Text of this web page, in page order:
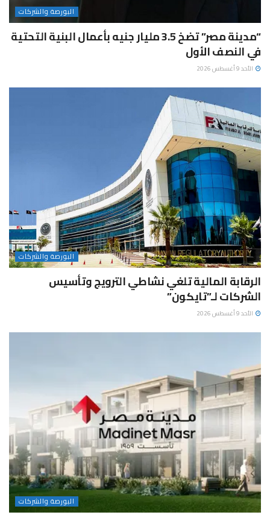
البورصة والشركات
“مدينة مصر” تضخ 3.5 مليار جنيه بأعمال البنية التحتية
في النصف الأول
الأحد 9 أغسطس 2026
البورصة والشركات
الرقابة المالية تلغي نشاطي الترويج وتأسيس
الشركات لـ”تايكون”
الأحد 9 أغسطس 2026
البورصة والشركات